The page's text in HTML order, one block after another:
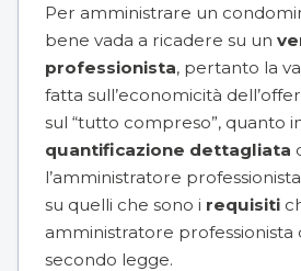
Per amministrare un
bene vada a ricadere su un
professionista, pertanto la
fatta sull’economicità
sul “tutto compreso”, quanto
quantificazione dettagliata
l’amministratore
su quelli che sono i requisiti
amministratore professionista
secondo legge.